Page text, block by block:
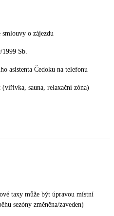
smlouvy o zájezdu
1999 Sb.
asistenta Čedoku na telefonu
sauna, relaxační zóna)
taxy může být úpravou místní
sezóny změněna/zaveden)